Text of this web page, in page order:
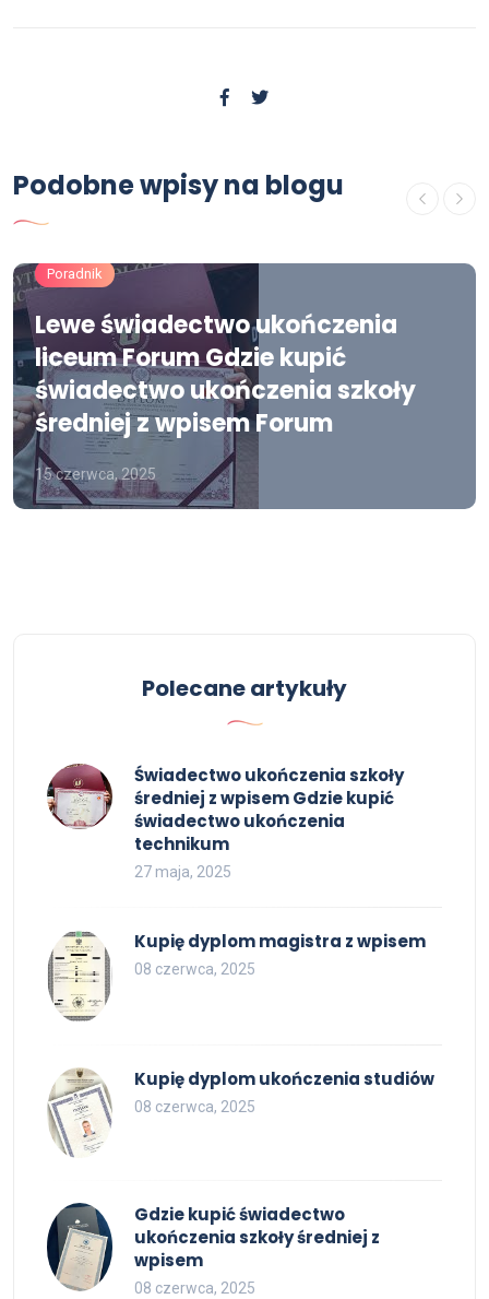
Podobne wpisy na blogu
Poradnik
Lewe świadectwo ukończenia
liceum Forum Gdzie kupić
świadectwo ukończenia szkoły
średniej z wpisem Forum
15 czerwca, 2025
Polecane artykuły
Świadectwo ukończenia szkoły
średniej z wpisem Gdzie kupić
świadectwo ukończenia
technikum
27 maja, 2025
Kupię dyplom magistra z wpisem
08 czerwca, 2025
Kupię dyplom ukończenia studiów
08 czerwca, 2025
Gdzie kupić świadectwo
ukończenia szkoły średniej z
wpisem
08 czerwca, 2025